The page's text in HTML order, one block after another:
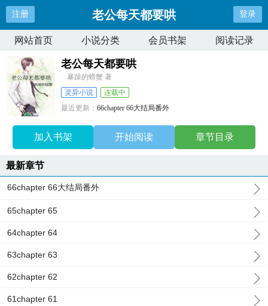
注册 老公每天都要哄 登录
网站首页 小说分类 会员书架 阅读记录
老公每天都要哄
暴躁的螃蟹 著
灵异小说
连载中
最近更新：66chapter 66大结局番外
加入书架 开始阅读 章节目录
最新章节
66chapter 66大结局番外
65chapter 65
64chapter 64
63chapter 63
62chapter 62
61chapter 61